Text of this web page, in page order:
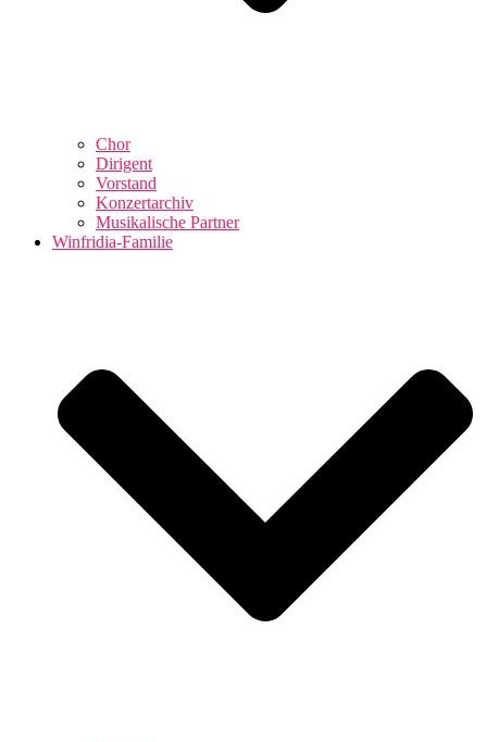
Chor
Dirigent
Vorstand
Konzertarchiv
Musikalische Partner
Winfridia-Familie